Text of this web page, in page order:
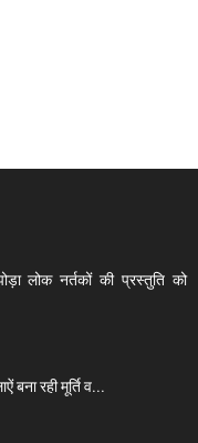
लोक नर्तकों की प्रस्तुति को
बना रही मूर्ति व...